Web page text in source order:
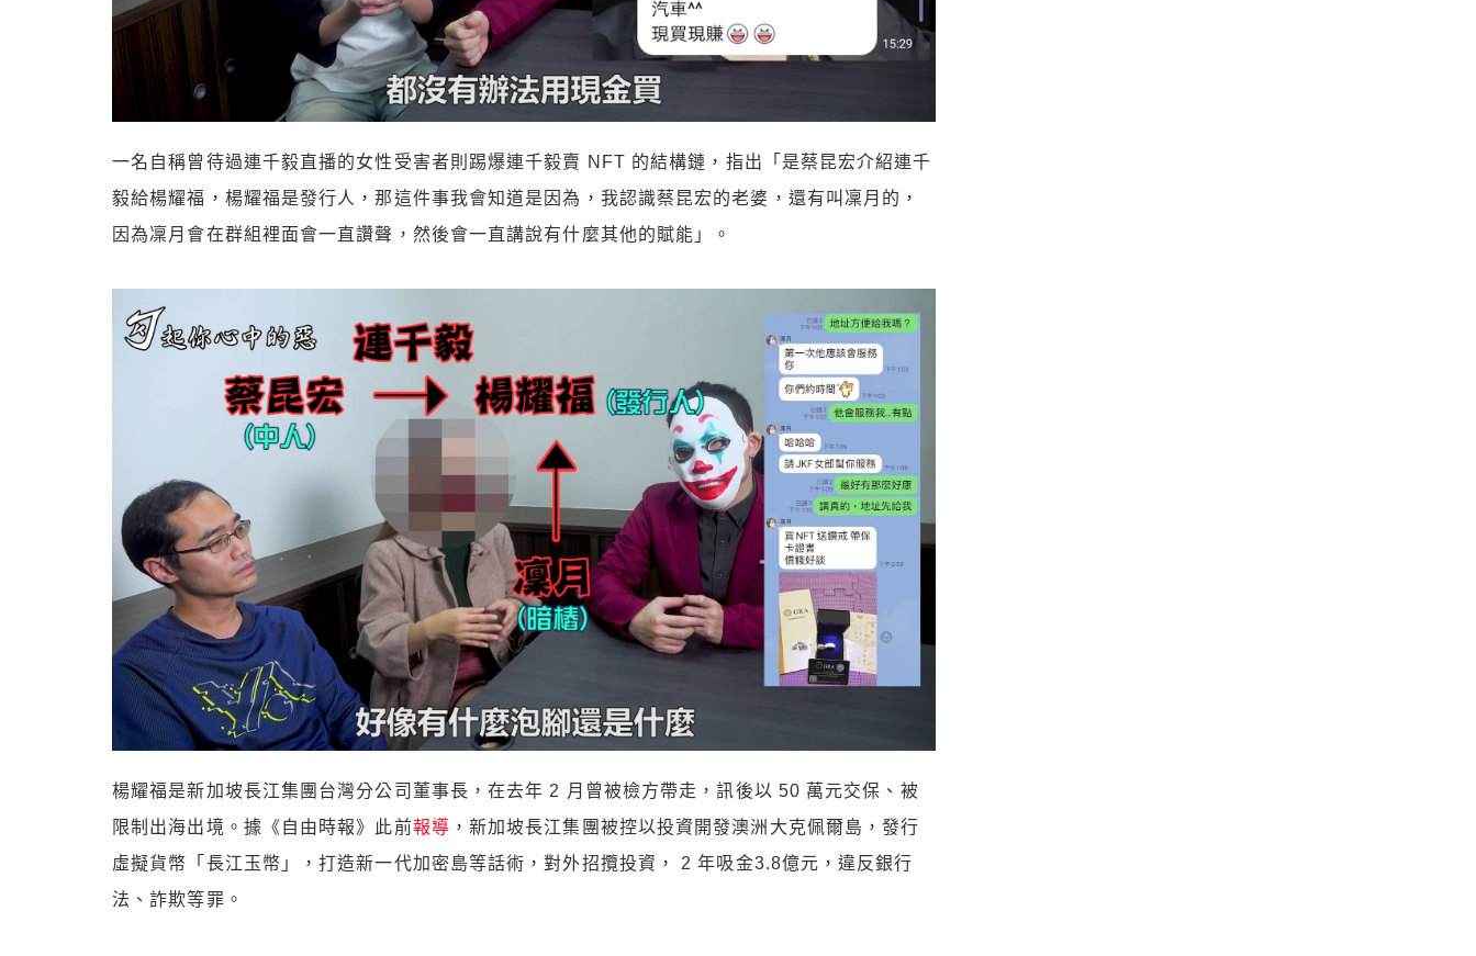
一名自稱曾待過連千毅直播的女性受害者則踢爆連千毅賣 NFT 的結構鏈，指出「是蔡昆宏介紹連千
毅給楊耀福，楊耀福是發行人，那這件事我會知道是因為，我認識蔡昆宏的老婆，還有叫凜月的，
因為凜月會在群組裡面會一直讚聲，然後會一直講說有什麼其他的賦能」。
楊耀福是新加坡長江集團台灣分公司董事長，在去年 2 月曾被檢方帶走，訊後以 50 萬元交保、被
限制出海出境。據《自由時報》此前報導 ，新加坡長江集團被控以投資開發澳洲大克佩爾島，發行
虛擬貨幣「長江玉幣」，打造新一代加密島等話術，對外招攬投資， 2 年吸金3.8億元，違反銀行
法、詐欺等罪。